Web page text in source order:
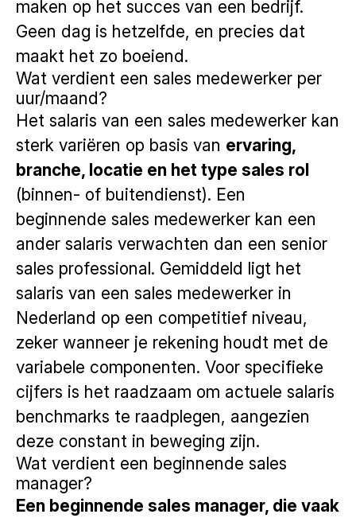
maken op het succes van een bedrijf.
Geen dag is hetzelfde, en precies dat
maakt het zo boeiend.
Wat verdient een sales medewerker per
uur/maand?
Het salaris van een sales medewerker kan
sterk variëren op basis van ervaring,
branche, locatie en het type sales rol
(binnen- of buitendienst). Een
beginnende sales medewerker kan een
ander salaris verwachten dan een senior
sales professional. Gemiddeld ligt het
salaris van een sales medewerker in
Nederland op een competitief niveau,
zeker wanneer je rekening houdt met de
variabele componenten. Voor specifieke
cijfers is het raadzaam om actuele salaris
benchmarks te raadplegen, aangezien
deze constant in beweging zijn.
Wat verdient een beginnende sales
manager?
Een beginnende sales manager, die vaak